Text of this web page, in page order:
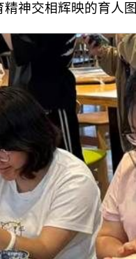
神交相辉映的育人